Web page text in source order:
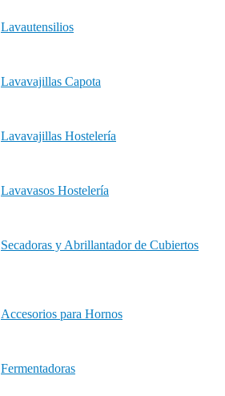
Lavautensilios
Lavavajillas Capota
Lavavajillas Hostelería
Lavavasos Hostelería
Secadoras y Abrillantador de Cubiertos
Accesorios para Hornos
Fermentadoras